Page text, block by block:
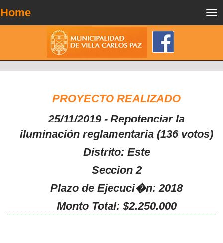
Home
PROYECTO REALIZADO
25/11/2019 - Repotenciar la
iluminación reglamentaria (136 votos)
Distrito: Este
Seccion 2
Plazo de Ejecuci�n: 2018
Monto Total: $2.250.000